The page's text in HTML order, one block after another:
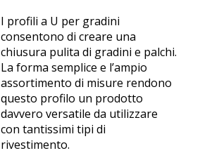
I profili a U per gradini
consentono di creare una
chiusura pulita di gradini e palchi.
La forma semplice e l’ampio
assortimento di misure rendono
questo profilo un prodotto
davvero versatile da utilizzare
con tantissimi tipi di
rivestimento.